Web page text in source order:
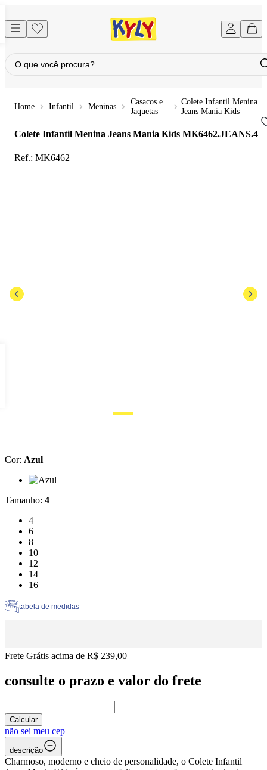
Infantil Meninas
Casacos e
Jaquetas
Colete Infantil Menina
Jeans Mania Kids
Colete Infantil Menina Jeans Mania Kids MK6462.JEANS.4
Ref.: MK6462
Cor: Azul
Cor: Azul
Tamanho: 4
Tamanho: 4
4
Tamanho: 6
6
Tamanho: 8
8
Tamanho: 10
10
Tamanho: 12
12
Tamanho: 14
14
Tamanho: 16
16
tabela de medidas
Frete Grátis acima de R$ 239,00
consulte o prazo e valor do frete
Calcular
não sei meu cep
descrição
Charmoso, moderno e cheio de personalidade, o Colete Infantil